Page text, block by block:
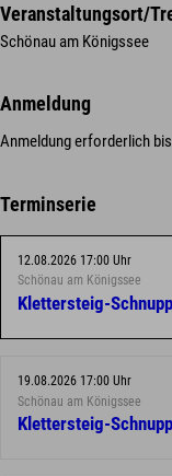
Veranstaltungsort/
Schönau am Königssee
Anmeldung
Anmeldung erforderlich
Terminserie
12.08.2026 17:00 Uhr
Schönau am Königssee
Klettersteig-
19.08.2026 17:00 Uhr
Schönau am Königssee
Klettersteig-